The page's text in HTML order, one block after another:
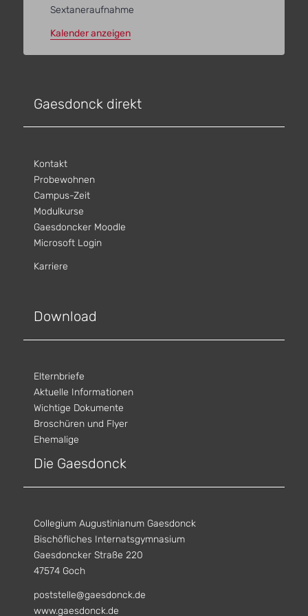
Sextaneraufnahme
Kalender anzeigen
Gaesdonck direkt
Kontakt
Probewohnen
Campus-Zeit
Modulkurse
Gaesdoncker Moodle
Microsoft Login
Karriere
Download
Elternbriefe
Aktuelle Informationen
Wichtige Dokumente
Broschüren und Flyer
Ehemalige
Die Gaesdonck
Collegium Augustinianum Gaesdonck
Bischöfliches Internatsgymnasium
Gaesdoncker Straße 220
47574 Goch
poststelle@gaesdonck.de
www.gaesdonck.de